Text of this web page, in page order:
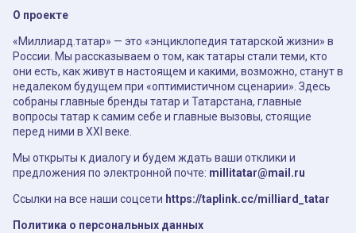
О проекте
«Миллиард.татар» — это «энциклопедия татарской жизни» в
России. Мы рассказываем о том, как татары стали теми, кто
они есть, как живут в настоящем и какими, возможно, станут в
недалеком будущем при «оптимистичном сценарии». Здесь
собраны главные бренды татар и Татарстана, главные
вопросы татар к самим себе и главные вызовы, стоящие
перед ними в XXI веке.
Мы открыты к диалогу и будем ждать ваши отклики и
предложения по электронной почте: millitatar@mail.ru
Ссылки на все наши соцсети https://taplink.cc/milliard_tatar
Политика о персональных данных